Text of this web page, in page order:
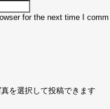
for the next time I comm
を選択して投稿できます